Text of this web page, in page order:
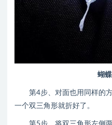
蝴
第4步、对面也用同样的方
一个双三角形就折好了。